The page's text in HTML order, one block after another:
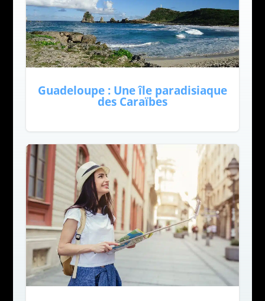
Guadeloupe : Une île paradisiaque
des Caraïbes